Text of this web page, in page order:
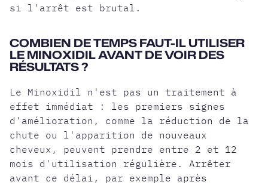
si l'arrêt est brutal.
COMBIEN DE TEMPS FAUT-IL UTILISER
LE MINOXIDIL AVANT DE VOIR DES
RÉSULTATS ?
Le Minoxidil n'est pas un traitement à
effet immédiat : les premiers signes
d'amélioration, comme la réduction de la
chute ou l'apparition de nouveaux
cheveux, peuvent prendre entre 2 et 12
mois d'utilisation régulière. Arrêter
avant ce délai, par exemple après